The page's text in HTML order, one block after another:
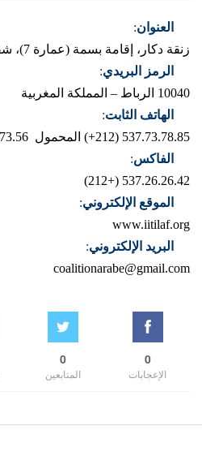
العنوان:
زنقة دكار، إقامة بسمة (عمارة 7)، شقة 2، حي المحيط – الرباط
الرمز البريدي:
10040 الرباط – المملكة المغربية
الهاتف الثابت:
537.73.78.85 (212+)
المحمول 666.47.73.56 (212+)
الفاكس:
537.26.26.42 (+212)
الموقع الإلكتروني:
www.iitilaf.org
البريد الإلكتروني:
coalitionarabe@gmail.com
0
الإعجابات
0
المتابعين